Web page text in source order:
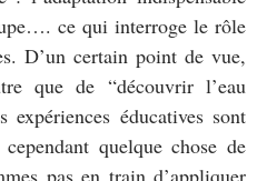
ce qui interroge le rôle
D’un certain point de vue,
que de “découvrir l’eau
expériences éducatives sont
quelque chose de
pas en train d’appliquer